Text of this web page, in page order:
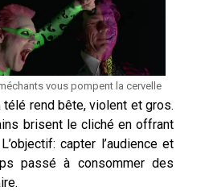
vous pompent la cervelle
télé rend bête, violent et gros.
brisent le cliché en offrant
capter l’audience et
passé à consommer des